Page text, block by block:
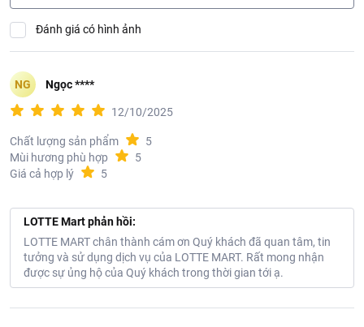
Đánh giá có hình ảnh
NG Ngọc ****
12/10/2025
Chất lượng sản phẩm
5
Mùi hương phù hợp
5
Giá cả hợp lý
5
LOTTE Mart phản hồi:
LOTTE MART chân thành cám ơn Quý khách đã quan tâm, tin
tưởng và sử dụng dịch vụ của LOTTE MART. Rất mong nhận
được sự ủng hộ của Quý khách trong thời gian tới ạ.